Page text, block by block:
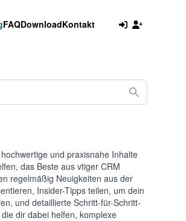
FAQDownloadKontakt
und praxisnahe Inhalte
das Beste aus vtiger CRM
regelmäßig Neuigkeiten aus der
Insider-Tipps teilen, um dein
und detaillierte Schritt-für-Schritt-
dir dabei helfen, komplexe